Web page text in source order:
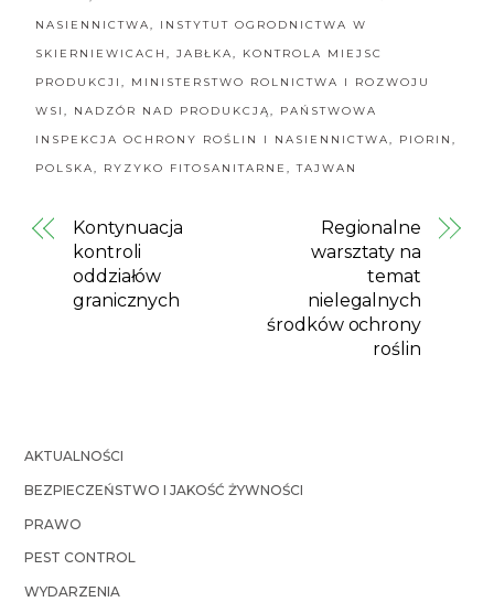
NASIENNICTWA, INSTYTUT OGRODNICTWA W
SKIERNIEWICACH,JABŁKA, KONTROLA MIEJSC
PRODUKCJI, MINISTERSTWO ROLNICTWA I ROZWOJU
WSI, NADZÓR NAD PRODUKCJĄ, PAŃSTWOWA
INSPEKCJA OCHRONY ROŚLIN I NASIENNICTWA, PIORIN,
POLSKA, RYZYKO FITOSANITARNE,TAJWAN
Kontynuacja
kontroli
oddziałów
granicznych
Regionalne
warsztaty na
temat
nielegalnych
środków ochrony
roślin
AKTUALNOŚCI
BEZPIECZEŃSTWO I JAKOŚĆ ŻYWNOŚCI
PRAWO
PEST CONTROL
WYDARZENIA